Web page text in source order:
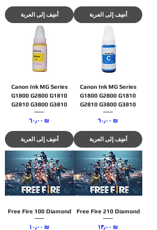
أضِف إلى العربة أضِف إلى العربة
Canon Ink MG Series
G1800 G2800 G1810
G2810 G3800 G3810
السعر ‏٦٠٫٠٠ ₪
أضِف إلى العربة
Canon Ink MG Series
G1800 G2800 G1810
G2810 G3800 G3810
السعر ‏٦٠٫٠٠ ₪
أضِف إلى العربة
Free Fire 100 Diamond
السعر ‏١٠٫٠٠ ₪
Free Fire 210 Diamond
السعر ‏١٣٫٠٠ ₪